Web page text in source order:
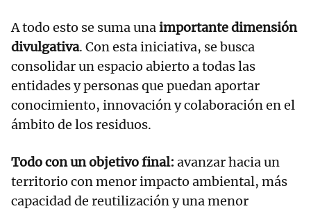
A todo esto se suma unaimportante dimensión
divulgativa. Con esta iniciativa, se busca
consolidar un espacio abierto a todas las
entidades y personas que puedan aportar
conocimiento, innovación y colaboración en el
ámbito de los residuos.
Todo con un objetivo final: avanzar hacia un
territorio con menor impacto ambiental, más
capacidad de reutilización y una menor